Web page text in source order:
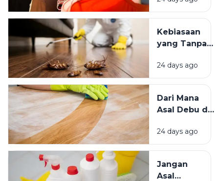
Kesejahteraan
Kita?
Tempat
Mana yang
Lebih
Kebiasaan
yang Tanpa
Mengundang
Kecoak,
Hama
Lainnya Ke
24 days ago
Dari Mana
Asal Debu di
Kenali
Penyebab
Mengatasinya
24 days ago
Jangan
Asal